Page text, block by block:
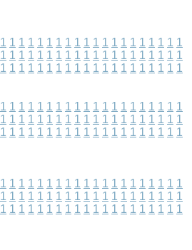
1 1 1 1 1 1 1 1 1 1 1 1 1 1 1 1 1 1 1 1
1 1 1 1 1 1 1 1 1 1 1 1 1 1 1 1 1 1 1 1
1 1 1 1 1 1 1 1 1 1 1 1 1 1 1 1 1 1 1 1
1 1 1 1 1 1 1 1 1 1 1 1 1 1 1 1 1 1 1 1
1 1 1 1 1 1 1 1 1 1 1 1 1 1 1 1 1 1 1 1
1 1 1 1 1 1 1 1 1 1 1 1 1 1 1 1 1 1 1 1
1 1 1 1 1 1 1 1 1 1 1 1 1 1 1 1 1 1 1 1
1 1 1 1 1 1 1 1 1 1 1 1 1 1 1 1 1 1 1 1
1 1 1 1 1 1 1 1 1 1 1 1 1 1 1 1 1 1 1 1